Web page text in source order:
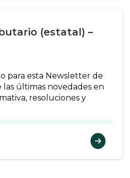
(estatal) –
para esta Newsletter de
últimas novedades en
resoluciones y